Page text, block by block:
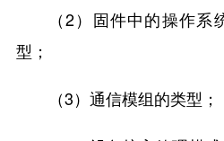
（2）固件中的操作
型；
（3）通信模组的类型；